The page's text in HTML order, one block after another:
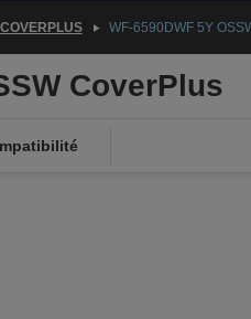
COVERPLUS WF-6590DWF 5Y
CoverPlus